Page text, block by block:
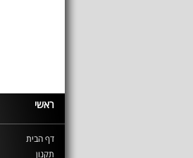
ראשי
דף הבית
תקנון